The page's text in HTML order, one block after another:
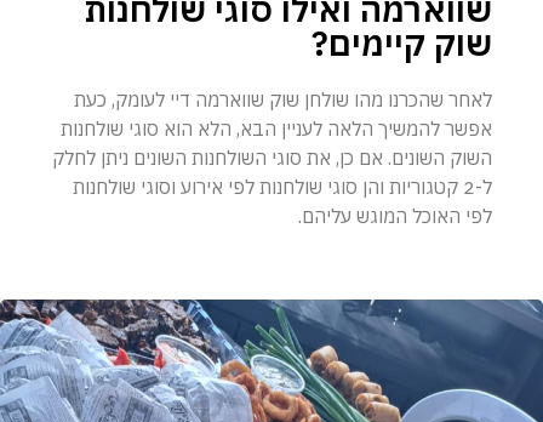
שווארמה ואילו סוגי שולחנות
שוק קיימים?
לאחר שהכרנו מהו שולחן שוק שווארמה דיי לעומק, כעת
אפשר להמשיך הלאה לעניין הבא, הלא הוא סוגי שולחנות
השוק השונים. אם כן, את סוגי השולחנות השונים ניתן לחלק
ל-2 קטגוריות והן סוגי שולחנות לפי אירוע וסוגי שולחנות
לפי האוכל המוגש עליהם.